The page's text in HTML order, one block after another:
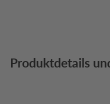
Produktdetails